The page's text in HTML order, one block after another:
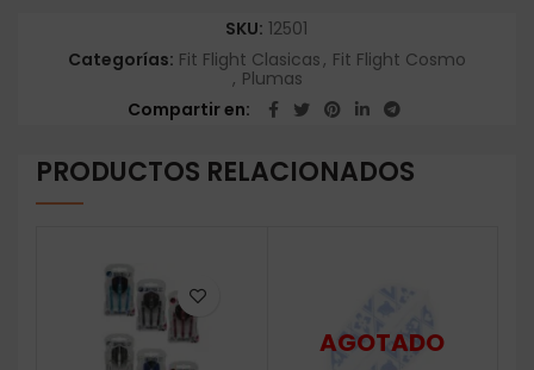
SKU: 12501
Categorías: Fit Flight Clasicas, Fit Flight Cosmo
, Plumas
Compartir en
PRODUCTOS RELACIONADOS